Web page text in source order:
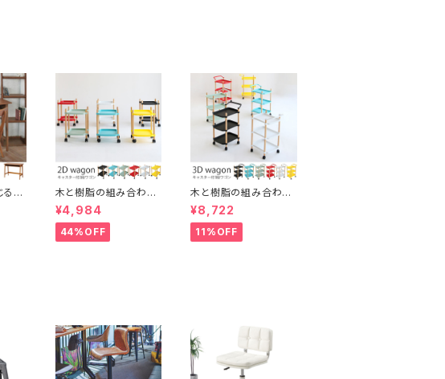
るイ
ク
ュ
ー
ー
木と樹脂の組み合わせ
がおしゃれな2段ワゴン
スッキリ片づけ キャスタ
ー付き 取っ手付き 多目
的 サイドワゴン ナイト
¥4,984
44%OFF
木と樹脂の組み合わせ
がおしゃれな3段ワゴン
スッキリ片づけ キャスタ
ー付き 取っ手付き 多目
的 サイドワゴン ファイ
¥8,722
11%OFF